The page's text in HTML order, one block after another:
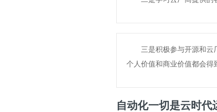
三是积极参与开源和云
个人价值和商业价值都会得
自动化一切是云时代